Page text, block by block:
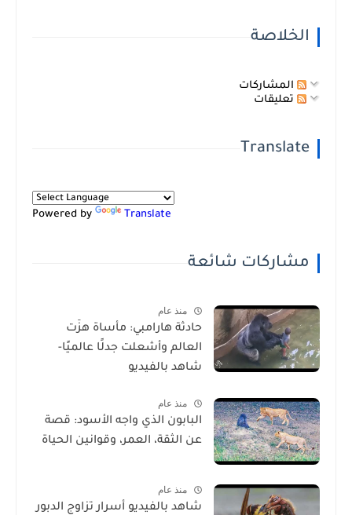
الخلاصة
المشاركات
تعليقات
Translate
Powered by Translate
مشاركات شائعة
منذ عام
حادثة هارامبي: مأساة هزّت
العالم وأشعلت جدلًا عالميًا-
شاهد بالفيديو
منذ عام
البابون الذي واجه الأسود: قصة
عن الثقة، العمر، وقوانين الحياة
منذ عام
شاهد بالفيديو أسرار تزاوج الدبور